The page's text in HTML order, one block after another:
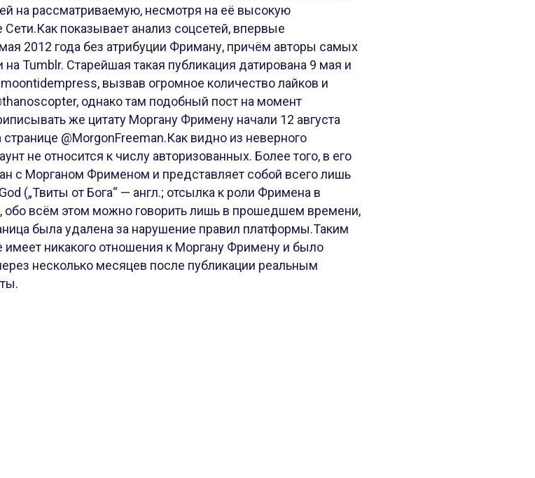
на рассматриваемую, несмотря на её высокую
показывает анализ соцсетей, впервые
2012 года без атрибуции Фриману, причём авторы самых
Tumblr. Старейшая такая публикация датирована 9 мая и
вызвав огромное количество лайков и
однако там подобный пост на момент
же цитату Моргану Фримену начали 12 августа
странице @MorgonFreeman.Как видно из неверного
не относится к числу авторизованных. Более того, в его
с Морганом Фрименом и представляет собой всего лишь
(„Твиты от Бога“ — англ.; отсылка к роли Фримена в
всём этом можно говорить лишь в прошедшем времени,
была удалена за нарушение правил платформы.Таким
никакого отношения к Моргану Фримену и было
несколько месяцев после публикации реальным